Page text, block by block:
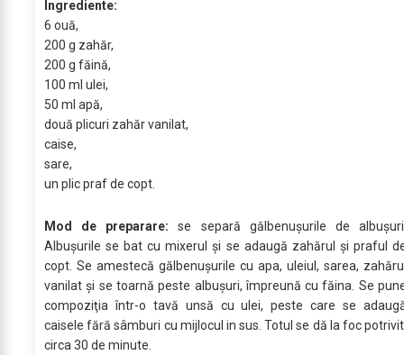
Ingrediente:
6 ouă,
200 g zahăr,
200 g făină,
100 ml ulei,
50 ml apă,
două plicuri zahăr vanilat,
caise,
sare,
un plic praf de copt.
Mod de preparare: se separă gălbenuşurile de
Albuşurile se bat cu mixerul şi se adaugă zahărul şi praful
copt. Se amestecă gălbenuşurile cu apa, uleiul, sarea,
vanilat şi se toarnă peste albuşuri, împreună cu făina. Se
compoziţia într-o tavă unsă cu ulei, peste care se
caisele fără sâmburi cu mijlocul in sus. Totul se dă la foc
circa 30 de minute.